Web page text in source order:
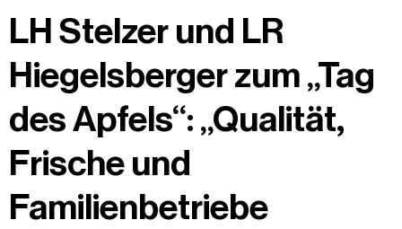
LH Stelzer und LR
Hiegelsberger zum „Tag
des Apfels“: „Qualität,
Frische und
Familienbetriebe